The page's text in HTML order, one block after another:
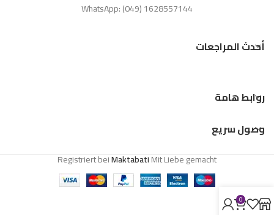
WhatsApp: (049) 1628557144
أحدث المراجعات
روابط هامة
وصول سريع
Registriert beiMaktabatiMit Liebe gemacht
0